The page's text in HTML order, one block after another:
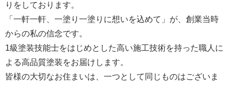
りをしております。
「一軒一軒、一塗り一塗りに想いを込めて」が、創業当時
からの私の信念です。
1級塗装技能士をはじめとした高い施工技術を持った職人に
よる高品質塗装をお届けします。
皆様の大切なお住まいは、一つとして同じものはございま